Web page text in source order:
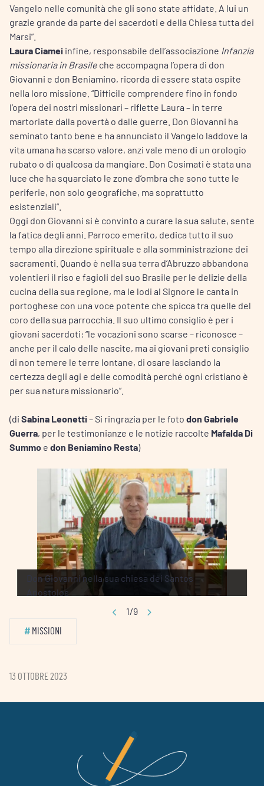
Vangelo nelle comunità che gli sono state affidate. A lui un
grazie grande da parte dei sacerdoti e della Chiesa tutta dei
Marsi”.
Laura Ciamei infine, responsabile dell’associazione Infanzia
missionaria in Brasile che accompagna l’opera di don
Giovanni e don Beniamino, ricorda di essere stata ospite
nella loro missione. “Difficile comprendere fino in fondo
l’opera dei nostri missionari – riflette Laura – in terre
martoriate dalla povertà o dalle guerre. Don Giovanni ha
seminato tanto bene e ha annunciato il Vangelo laddove la
vita umana ha scarso valore, anzi vale meno di un orologio
rubato o di qualcosa da mangiare. Don Cosimati è stata una
luce che ha squarciato le zone d’ombra che sono tutte le
periferie, non solo geografiche, ma soprattutto
esistenziali”.
Oggi don Giovanni si è convinto a curare la sua salute, sente
la fatica degli anni. Parroco emerito, dedica tutto il suo
tempo alla direzione spirituale e alla somministrazione dei
sacramenti. Quando è nella sua terra d’Abruzzo abbandona
volentieri il riso e fagioli del suo Brasile per le delizie della
cucina della sua regione, ma le lodi al Signore le canta in
portoghese con una voce potente che spicca tra quelle del
coro della sua parrocchia. Il suo ultimo consiglio è per i
giovani sacerdoti: “le vocazioni sono scarse – riconosce –
anche per il calo delle nascite, ma ai giovani preti consiglio
di non temere le terre lontane, di osare lasciando la
certezza degli agi e delle comodità perché ogni cristiano è
per sua natura missionario”.
(di Sabina Leonetti– Si ringrazia per le foto don Gabriele
Guerra, per le testimonianze e le notizie raccolte Mafalda Di
Summo e don Beniamino Resta)
Don Giovanni nella sua chiesa dei Santos
Apostolos
1/9
# MISSIONI
13 OTTOBRE 2023